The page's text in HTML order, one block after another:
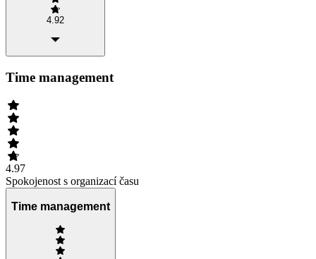
4.92
Time management
4.97
Spokojenost s organizací času
Time management